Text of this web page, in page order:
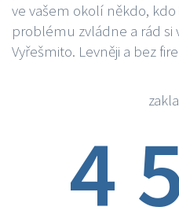
ve vašem okolí někdo,
problému zvládne a rád si
Vyřešmito. Levněji a bez
4